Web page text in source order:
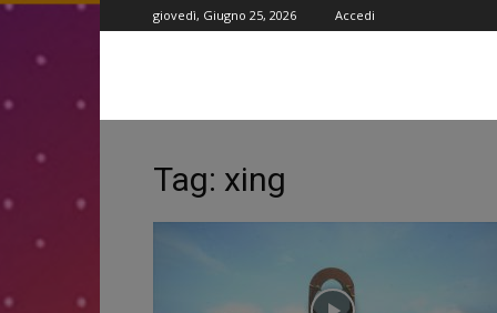
giovedì, Giugno 25, 2026 Accedi
Tag: xing